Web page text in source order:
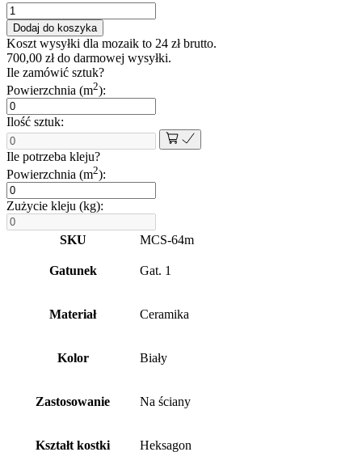
ilość
MOZAIKA
CERAMICZNA
HEKSAGON
CARRARA
GOLD
Dodaj do koszyka
Koszt wysyłki dla mozaik to 24 złbrutto.
700,00 złdo darmowej wysyłki.
Ile zamówić sztuk?
Powierzchnia (m2):
Ilość sztuk:
Ile potrzeba kleju?
Powierzchnia (m2):
Zużycie kleju (kg):
SKU MCS-64m
Gatunek Gat. 1
Materiał Ceramika
Kolor Biały
Zastosowanie Na ściany
Kształt kostki Heksagon